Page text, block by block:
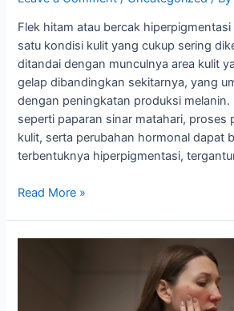
Flek hitam atau bercak
satu kondisi kulit yang cukup sering
ditandai dengan munculnya area kulit
gelap dibandingkan sekitarnya, yang
dengan peningkatan produksi melanin.
seperti paparan sinar matahari, proses
kulit, serta perubahan hormonal dapat
terbentuknya hiperpigmentasi,
Read More »